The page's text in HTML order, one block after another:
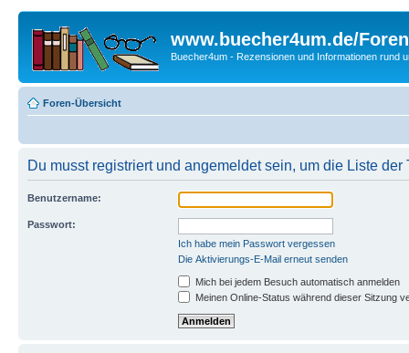
www.buecher4um.de/Foren
Buecher4um - Rezensionen und Informationen rund
Foren-Übersicht
Du musst registriert und angemeldet sein, um die Liste
Benutzername:
Passwort:
Ich habe mein Passwort vergessen
Die Aktivierungs-E-Mail erneut senden
Mich bei jedem Besuch automatisch anmelden
Meinen Online-Status während dieser Sitzung